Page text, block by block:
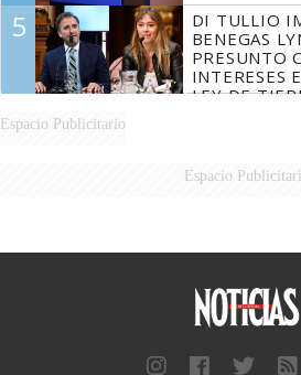
5
DI TULLIO
BENEGAS
PRESUNTO
INTERESES
LEY DE
Espacio Publicitario
Espacio